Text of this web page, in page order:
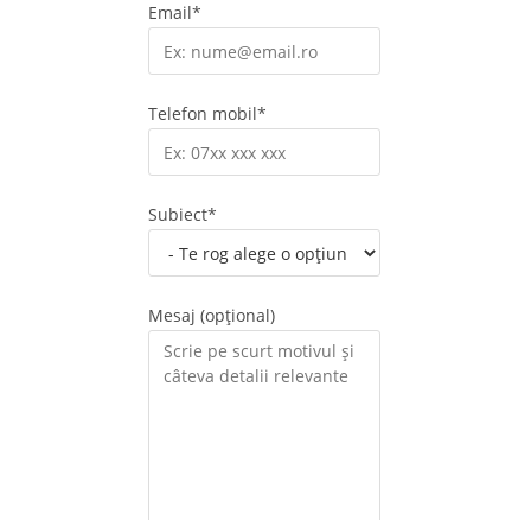
Email*
Telefon mobil*
Subiect*
Mesaj (opțional)